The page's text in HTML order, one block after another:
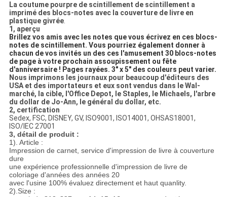
La coutume pourpre de scintillement de scintillement a
imprimé des blocs-notes avec la couverture de livre en
plastique givrée.
1, aperçu
Brillez vos amis avec les notes que vous écrivez en ces blocs-
notes de scintillement. Vous pourriez également donner à
chacun de vos invités un des ces l'amusement 30 blocs-notes
de page à votre prochain assoupissement ou fête
d'anniversaire ! Pages rayées. 3" x 5" des couleurs peut varier.
Nous imprimons les journaux pour beaucoup d'éditeurs des
USA et des importateurs et eux sont vendus dans le Wal-
marché, la cible, l'Office Depot, le Staples, le Michaels, l'arbre
du dollar de Jo-Ann, le général du dollar, etc.
2, certification
Sedex, FSC, DISNEY, GV, ISO9001, ISO14001, OHSAS18001,
ISO/IEC 27001
3, détail de produit :
1). Article :
Impression de carnet, service d'impression de livre à couverture
dure
une expérience professionnelle d'impression de livre de
coloriage d'années des années 20
avec l'usine 100% évaluez directement et haut quanlity.
2).Size :